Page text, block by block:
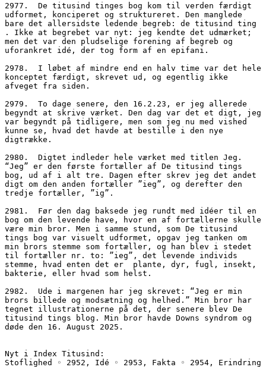
2977.  De titusind tinges bog kom til verden færdigt
udformet, konciperet og struktureret. Den manglede
bare det allersidste ledende begreb: de titusind ting
. Ikke at begrebet var nyt: jeg kendte det udmærket;
men det var den pludselige forening af begreb og
uforankret idé, der tog form af en epifani.
2978.  I løbet af mindre end en halv time var det hele
konceptet færdigt, skrevet ud, og egentlig ikke
afveget fra siden.
2979.  To dage senere, den 16.2.23, er jeg allerede
begyndt at skrive værket. Den dag var det et digt, jeg
var begyndt på tidligere, men som jeg nu med vished
kunne se, hvad det havde at bestille i den nye
digtrække.
2980.  Digtet indleder hele værket med titlen Jeg.
“Jeg” er den første fortæller af De titusind tings
bog, ud af i alt tre. Dagen efter skrev jeg det andet
digt om den anden fortæller ”ieg”, og derefter den
tredje fortæller, ”ig”.
2981.  Før den dag baksede jeg rundt med idéer til en
bog om den levende have, hvor en af fortællerne skulle
være min bror. Men i samme stund, som De titusind
tings bog var visuelt udformet, opgav jeg tanken om
min brors stemme som fortæller, og han blev i stedet
til fortæller nr. to: ”ieg”, det levende individs
stemme, hvad enten det er  plante, dyr, fugl, insekt,
bakterie, eller hvad som helst.
2982.  Ude i margenen har jeg skrevet: “Jeg er min
brors billede og modsætning og helhed.” Min bror har
tegnet illustrationerne på det, der senere blev De
titusind tings blog. Min bror havde Downs syndrom og
døde den 16. August 2025.
Nyt i Index Titusind:
Stoflighed ◦ 2952, Idé ◦ 2953, Fakta ◦ 2954, Erindring